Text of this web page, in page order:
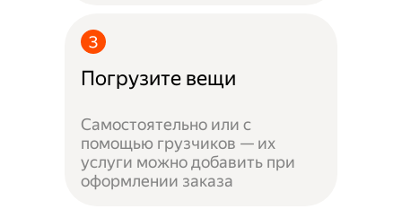
Погрузите вещи
Самостоятельно или с
помощью грузчиков — их
услуги можно добавить при
оформлении заказа